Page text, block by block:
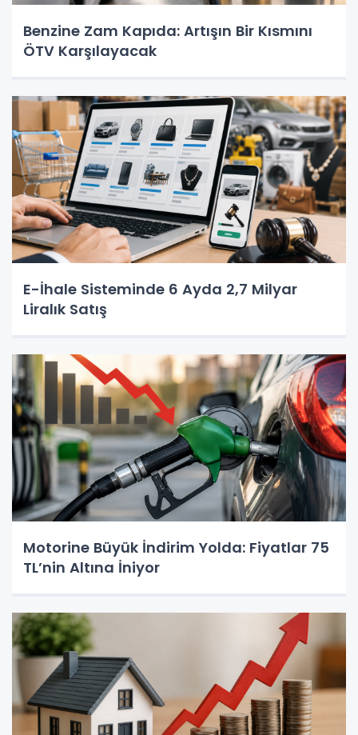
Benzine Zam Kapıda: Artışın Bir Kısmını
ÖTV Karşılayacak
E-İhale Sisteminde 6 Ayda 2,7 Milyar
Liralık Satış
Motorine Büyük İndirim Yolda: Fiyatlar 75
TL’nin Altına İniyor